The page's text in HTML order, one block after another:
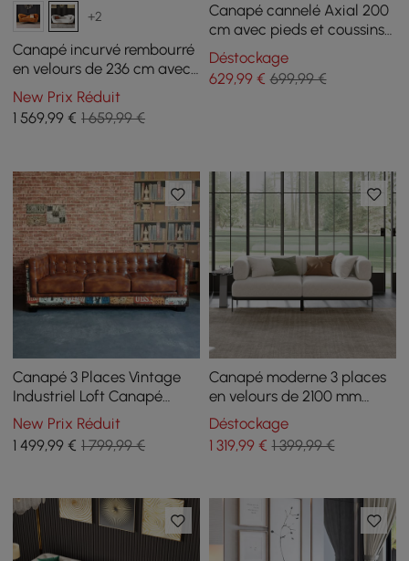
+2
Canapé incurvé rembourré
en velours de 236 cm avec
pieds dorés
New Prix Réduit
1 569,99 € 1 659,99 €
Canapé cannelé Axial 200
cm avec pieds et coussins
argentés
Déstockage
629,99€ 699,99 €
Canapé 3 Places Vintage
Industriel Loft Canapé
Capitonné en Similicuir
Marron
New Prix Réduit
1 499,99 € 1 799,99 €
Canapé moderne 3 places
en velours de 2100 mm
avec pieds en métal
Déstockage
1 319,99€ 1 399,99 €